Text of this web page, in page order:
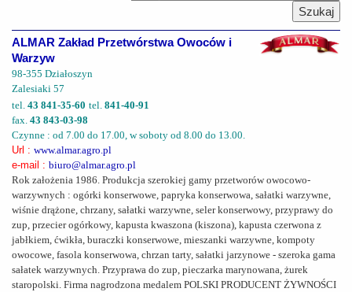
ALMAR Zakład Przetwórstwa Owoców i
Warzyw
98-355 Działoszyn
Zalesiaki 57
tel. 43 841-35-60 tel. 841-40-91
fax. 43 843-03-98
Czynne : od 7.00 do 17.00, w soboty od 8.00 do 13.00.
Url : www.almar.agro.pl
e-mail : biuro@almar.agro.pl
Rok założenia 1986. Produkcja szerokiej gamy przetworów owocowo-
warzywnych : ogórki konserwowe, papryka konserwowa, sałatki warzywne,
wiśnie drążone, chrzany, sałatki warzywne, seler konserwowy, przyprawy do
zup, przecier ogórkowy, kapusta kwaszona (kiszona), kapusta czerwona z
jabłkiem, ćwikła, buraczki konserwowe, mieszanki warzywne, kompoty
owocowe, fasola konserwowa, chrzan tarty, sałatki jarzynowe - szeroka gama
sałatek warzywnych. Przyprawa do zup, pieczarka marynowana, żurek
staropolski. Firma nagrodzona medalem POLSKI PRODUCENT ŻYWNOŚCI